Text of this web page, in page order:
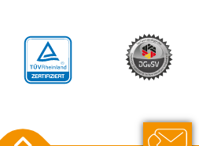
033051